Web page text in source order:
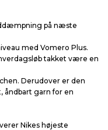
på næste
med Vomero Plus.
takket være en
Derudover er den
åndbart garn for en
Nikes højeste